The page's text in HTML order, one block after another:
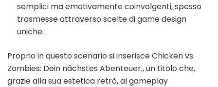
semplici ma emotivamente coinvolgenti, spesso
trasmesse attraverso scelte di game design
uniche.
Proprio in questo scenario si inserisce Chicken vs
Zombies: Dein nächstes Abenteuer., un titolo che,
grazie alla sua estetica retrò, al gameplay